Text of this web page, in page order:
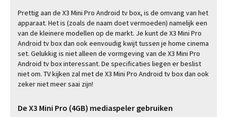
Prettig aan de X3 Mini Pro Android tv box, is de omvang van het
apparaat. Het is (zoals de naam doet vermoeden) namelijk een
van de kleinere modellen op de markt. Je kunt de X3 Mini Pro
Android tv box dan ook eenvoudig kwijt tussen je home cinema
set. Gelukkig is niet alleen de vormgeving van de X3 Mini Pro
Android tv box interessant. De specificaties liegen er beslist
niet om. TV kijken zal met de X3 Mini Pro Android tv box dan ook
zeker niet meer saai zijn!
De X3 Mini Pro (4GB) mediaspeler gebruiken